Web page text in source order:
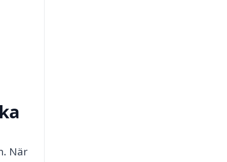
När